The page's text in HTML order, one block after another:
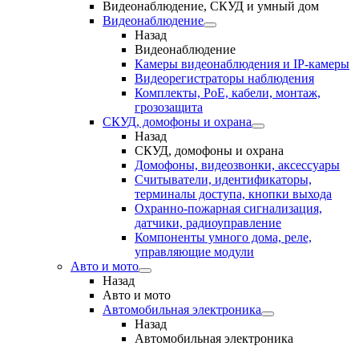
Видеонаблюдение, СКУД и умный дом
Видеонаблюдение
Назад
Видеонаблюдение
Камеры видеонаблюдения и IP-камеры
Видеорегистраторы наблюдения
Комплекты, PoE, кабели, монтаж,
грозозащита
СКУД, домофоны и охрана
Назад
СКУД, домофоны и охрана
Домофоны, видеозвонки, аксессуары
Считыватели, идентификаторы,
терминалы доступа, кнопки выхода
Охранно-пожарная сигнализация,
датчики, радиоуправление
Компоненты умного дома, реле,
управляющие модули
Авто и мото
Назад
Авто и мото
Автомобильная электроника
Назад
Автомобильная электроника